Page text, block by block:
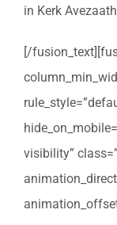
in Kerk
[/
visibility”